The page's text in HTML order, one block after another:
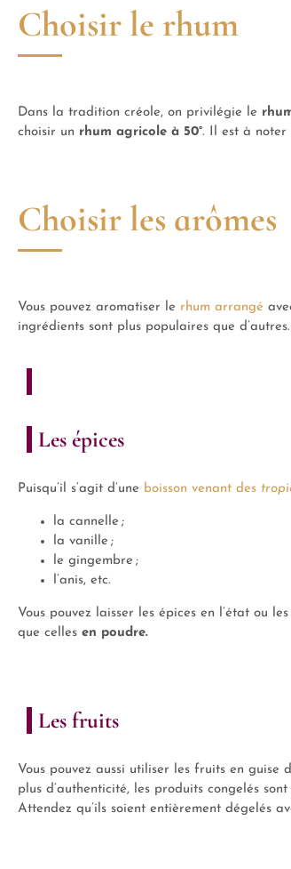
Choisir le rhum
Dans la tradition créole, on privilégie le
choisir un rhum agricole à 50°. Il est à noter
Choisir les arômes
Vous pouvez aromatiser le rhum arrangé
ingrédients sont plus populaires que d’autres.
Les épices
Puisqu’il s’agit d’une boisson venant des
la cannelle ;
la vanille ;
le gingembre ;
l’anis, etc.
Vous pouvez laisser les épices en l’état ou
que celles en poudre.
Les fruits
Vous pouvez aussi utiliser les fruits en guise
plus d’authenticité, les produits congelés
Attendez qu’ils soient entièrement dégelés